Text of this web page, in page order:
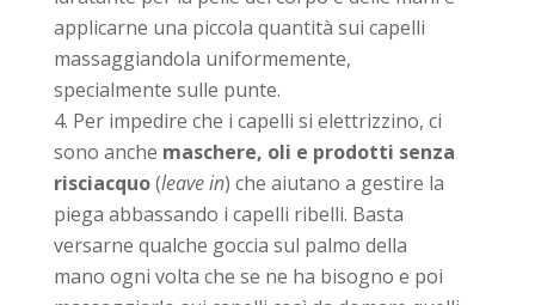
applicarne una piccola quantità sui capelli
massaggiandola uniformemente,
specialmente sulle punte.
Per impedire che i capelli si elettrizzino, ci
sono anche maschere, oli e prodotti senza
risciacquo(leave in) che aiutano a gestire la
piega abbassando i capelli ribelli. Basta
versarne qualche goccia sul palmo della
mano ogni volta che se ne ha bisogno e poi